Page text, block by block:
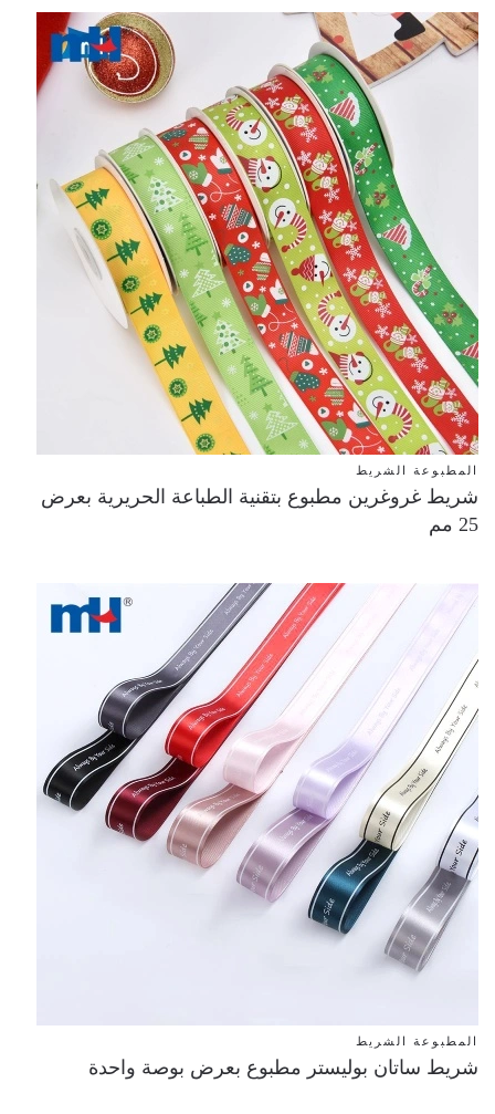
المطبوعة الشريط
شريط غروغرين مطبوع بتقنية الطباعة الحريرية بعرض
25 مم
المطبوعة الشريط
شريط ساتان بوليستر مطبوع بعرض بوصة واحدة